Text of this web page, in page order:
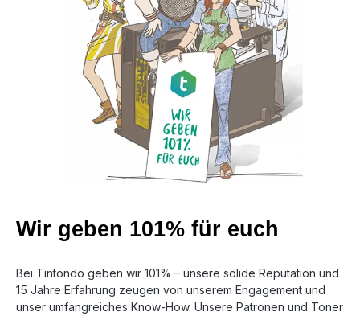
Wir geben 101% für euch
Bei Tintondo geben wir 101% – unsere solide Reputation und
15 Jahre Erfahrung zeugen von unserem Engagement und
unser umfangreiches Know-How. Unsere Patronen und Toner